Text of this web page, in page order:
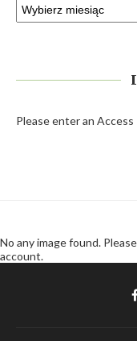
Please enter an Access
No any image found.
account.